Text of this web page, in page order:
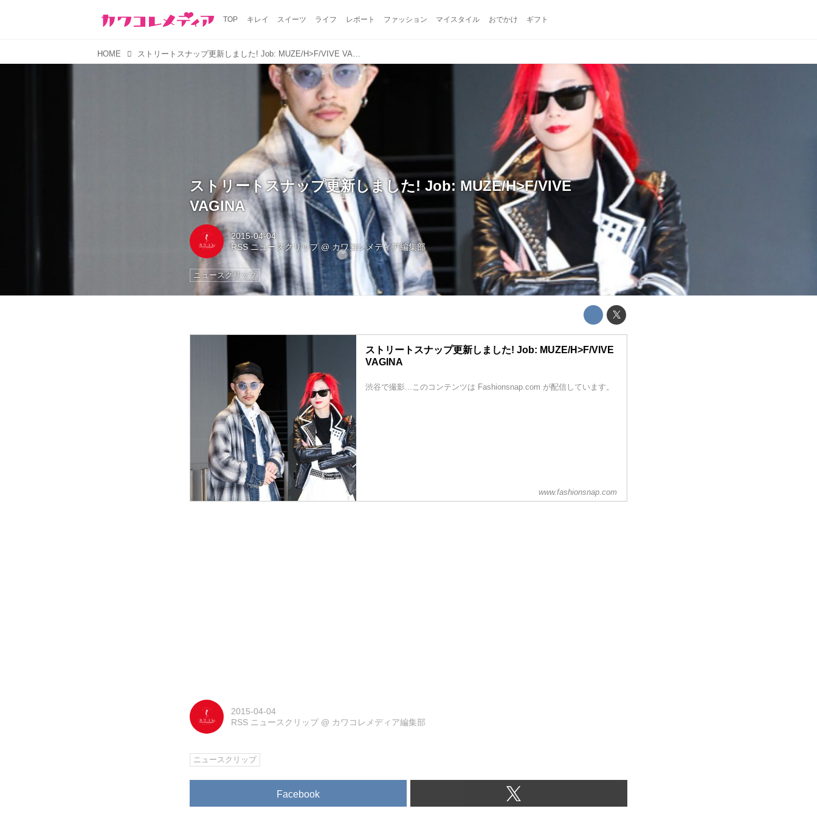
TOP キレイ スイーツ ライフ レポート ファッション マイスタイル おでかけ ギフト
HOME ストリートスナップ更新しました! Job: MUZE/H>F/VIVE VAGINA
ストリートスナップ更新しました! Job: MUZE/H>F/VIVE
VAGINA
2015-04-04
RSS ニュースクリップ@ カワコレメディア編集部
ニュースクリップ
ストリートスナップ更新しました! Job: MUZE/H>F/VIVE
VAGINA
渋谷で撮影...このコンテンツは Fashionsnap.com が配信しています。
www.fashionsnap.com
2015-04-04
RSS ニュースクリップ @ カワコレメディア編集部
ニュースクリップ
Facebook